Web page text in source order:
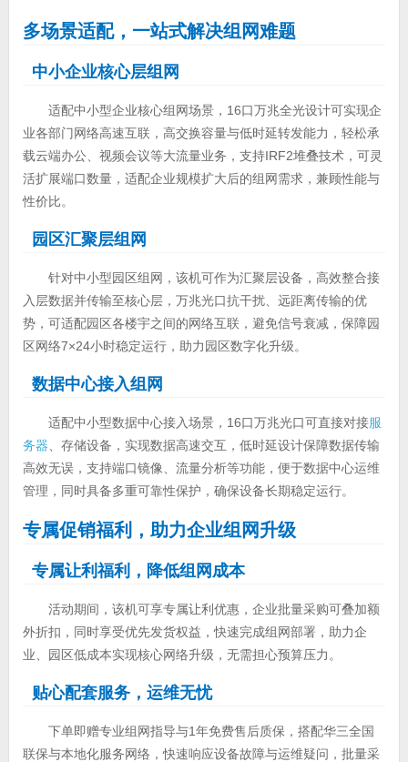
多场景适配，一站式解决组网难题
中小企业核心层组网
适配中小型企业核心组网场景，16口万兆全光设计可实现企
业各部门网络高速互联，高交换容量与低时延转发能力，轻松承
载云端办公、视频会议等大流量业务，支持IRF2堆叠技术，可灵
活扩展端口数量，适配企业规模扩大后的组网需求，兼顾性能与
性价比。
园区汇聚层组网
针对中小型园区组网，该机可作为汇聚层设备，高效整合接
入层数据并传输至核心层，万兆光口抗干扰、远距离传输的优
势，可适配园区各楼宇之间的网络互联，避免信号衰减，保障园
区网络7×24小时稳定运行，助力园区数字化升级。
数据中心接入组网
适配中小型数据中心接入场景，16口万兆光口可直接对接服
务器 、存储设备，实现数据高速交互，低时延设计保障数据传输
高效无误，支持端口镜像、流量分析等功能，便于数据中心运维
管理，同时具备多重可靠性保护，确保设备长期稳定运行。
专属促销福利，助力企业组网升级
专属让利福利，降低组网成本
活动期间，该机可享专属让利优惠，企业批量采购可叠加额
外折扣，同时享受优先发货权益，快速完成组网部署，助力企
业、园区低成本实现核心网络升级，无需担心预算压力。
贴心配套服务，运维无忧
下单即赠专业组网指导与1年免费售后质保，搭配华三全国
联保与本地化服务网络，快速响应设备故障与运维疑问，批量采